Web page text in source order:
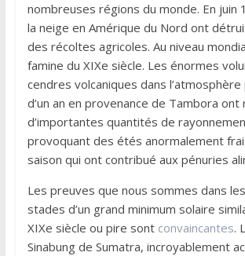
nombreuses régions du monde. En juin
la neige en Amérique du Nord ont
des récoltes agricoles. Au niveau
famine du XIXe siècle. Les énormes
cendres volcaniques dans
d’un an en provenance de Tambora ont
d’importantes quantités de
provoquant des étés anormalement
saison qui ont contribué aux pénuries
Les preuves que nous sommes dans
stades d’un grand minimum solaire
XIXe siècle ou pire sont convaincantes.
Sinabung de Sumatra, incroyablement